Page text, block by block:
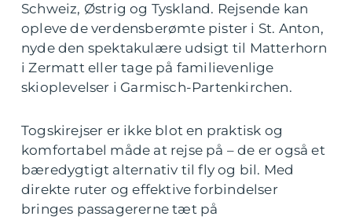
Schweiz, Østrig og Tyskland. Rejsende kan
opleve de verdensberømte pister i St. Anton,
nyde den spektakulære udsigt til Matterhorn
i Zermatt eller tage på familievenlige
skioplevelser i Garmisch-Partenkirchen.
Togskirejser er ikke blot en praktisk og
komfortabel måde at rejse på – de er også et
bæredygtigt alternativ til fly og bil. Med
direkte ruter og effektive forbindelser
bringes passagererne tæt på